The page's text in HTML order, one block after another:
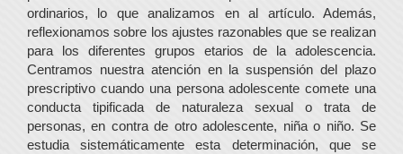
ordinarios, lo que analizamos en al artículo. Además,
reflexionamos sobre los ajustes razonables que se realizan
para los diferentes grupos etarios de la adolescencia.
Centramos nuestra atención en la suspensión del plazo
prescriptivo cuando una persona adolescente comete una
conducta tipificada de naturaleza sexual o trata de
personas, en contra de otro adolescente, niña o niño. Se
estudia sistemáticamente esta determinación, que se